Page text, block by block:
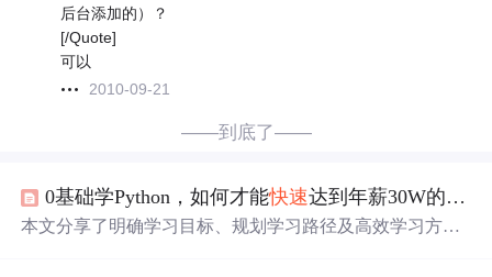
后台添加的）？
[/Quote]
可以
2010-09-21
——到底了——
0基础学Python，如何才能快速达到年薪30W的水平？
本文分享了明确学习目标、规划学习路径及高效学习方法